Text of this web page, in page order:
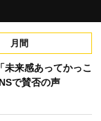
月間
未来感あってかっこ
で賛否の声